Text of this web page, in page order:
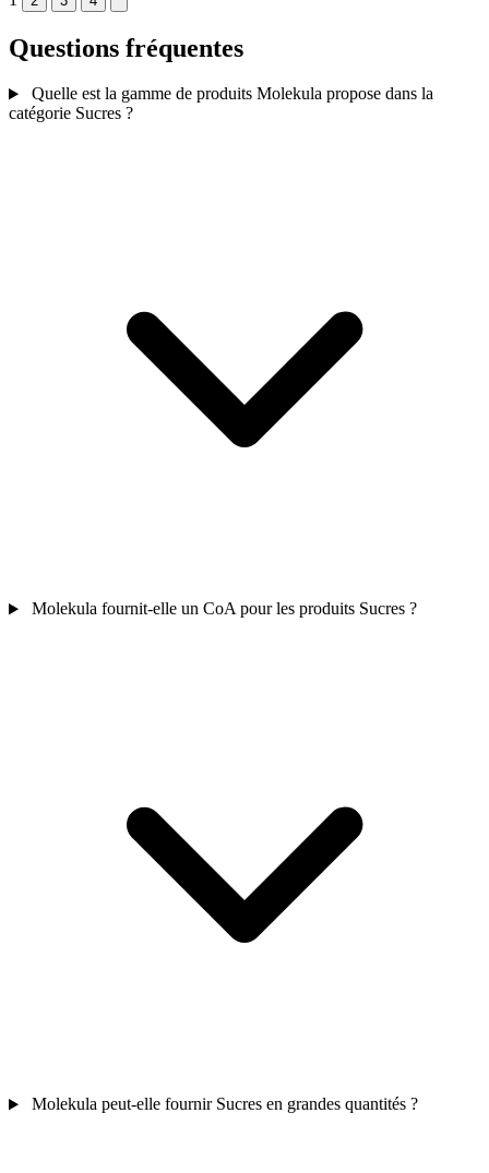
Questions fréquentes
Quelle est la gamme de produits Molekula propose dans la
catégorie Sucres ?
Molekula fournit-elle un CoA pour les produits Sucres ?
Molekula peut-elle fournir Sucres en grandes quantités ?